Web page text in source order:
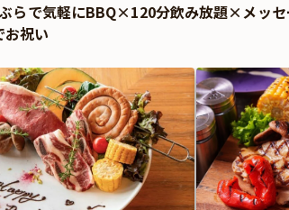
らで気軽にBBQ×120分飲み放題×メッセ
祝い